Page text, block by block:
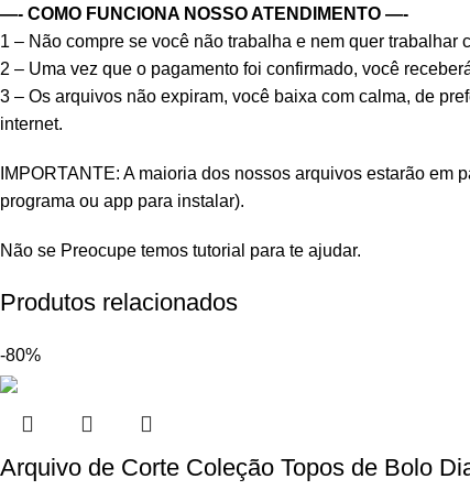
—- COMO FUNCIONA NOSSO ATENDIMENTO —-
1 – Não compre se você não trabalha e nem quer trabalhar
2 – Uma vez que o pagamento foi confirmado, você
3 – Os arquivos não expiram, você baixa com calma, de
internet.
IMPORTANTE: A maioria dos nossos arquivos estarão
programa ou app para instalar).
Não se Preocupe temos tutorial para te ajudar.
Produtos relacionados
-80%
Arquivo de Corte Coleção Topos de Bolo